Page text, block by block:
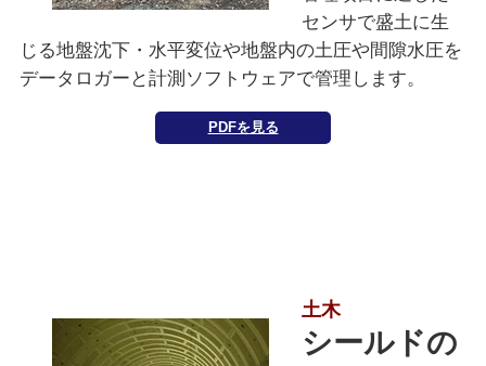
センサで盛土に生
じる地盤沈下・水平変位や地盤内の土圧や間隙水圧を
データロガーと計測ソフトウェアで管理します。
PDFを見る
土木
シールドの